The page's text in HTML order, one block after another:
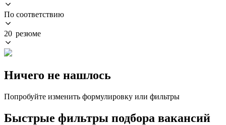
По соответствию
20 резюме
Ничего не нашлось
Попробуйте изменить формулировку или фильтры
Быстрые фильтры подбора вакансий